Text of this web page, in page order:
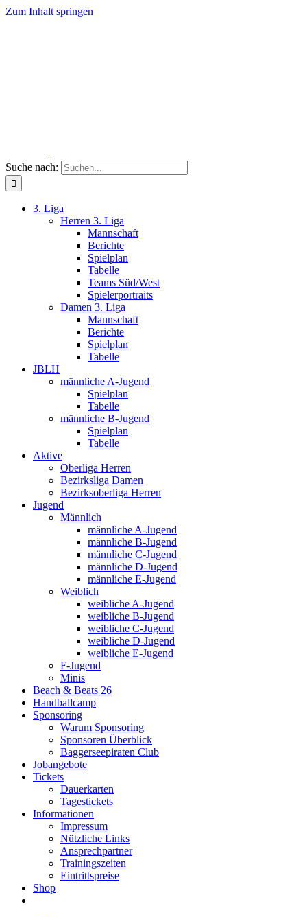
Zum Inhalt springen
Suche nach:
3. Liga
Herren 3. Liga
Mannschaft
Berichte
Spielplan
Tabelle
Teams Süd/West
Spielerportraits
Damen 3. Liga
Mannschaft
Berichte
Spielplan
Tabelle
JBLH
männliche A-Jugend
Spielplan
Tabelle
männliche B-Jugend
Spielplan
Tabelle
Aktive
Oberliga Herren
Bezirksliga Damen
Bezirksoberliga Herren
Jugend
Männlich
männliche A-Jugend
männliche B-Jugend
männliche C-Jugend
männliche D-Jugend
männliche E-Jugend
Weiblich
weibliche A-Jugend
weibliche B-Jugend
weibliche C-Jugend
weibliche D-Jugend
weibliche E-Jugend
F-Jugend
Minis
Beach & Beats 26
Handballcamp
Sponsoring
Warum Sponsoring
Sponsoren Überblick
Baggerseepiraten Club
Jobangebote
Tickets
Dauerkarten
Tagestickets
Informationen
Impressum
Nützliche Links
Ansprechpartner
Trainingszeiten
Eintrittspreise
Shop